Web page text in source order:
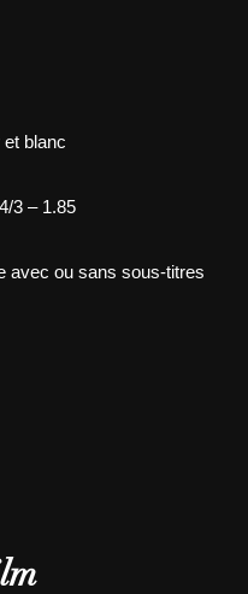
blanc
3 – 1.85
avec ou sans sous-titres